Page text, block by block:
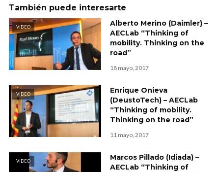
También puede interesarte
VIDEO
Alberto Merino (Daimler) –
AECLab “Thinking of
mobility. Thinking on the
road”
18 mayo, 2017
VIDEO
Enrique Onieva
(DeustoTech) – AECLab
“Thinking of mobility.
Thinking on the road”
11 mayo, 2017
VIDEO
Marcos Pillado (Idiada) –
AECLab “Thinking of